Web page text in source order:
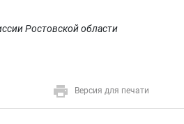
Ростовской области
Версия для печати